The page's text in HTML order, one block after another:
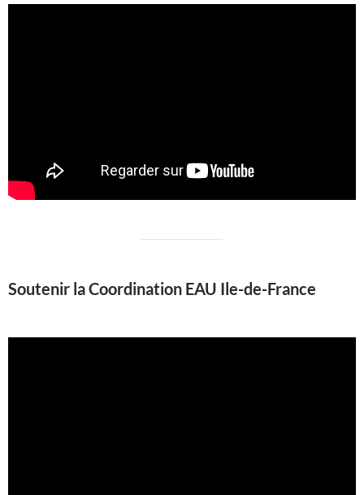
Soutenir la Coordination EAU Ile-de-France